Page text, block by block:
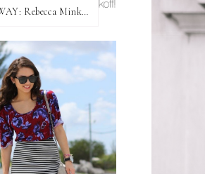
GIVEAWAY: Rebecca Minkoff Bag!